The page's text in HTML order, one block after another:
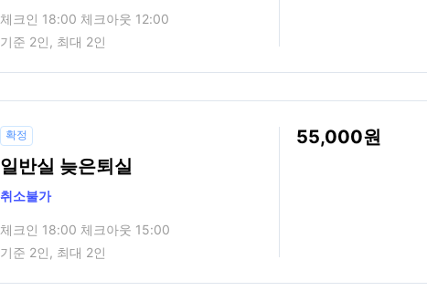
체크인 18:00 체크아웃 12:00
기준 2인, 최대 2인
확정
일반실 늦은퇴실
취소불가
체크인 18:00 체크아웃 15:00
기준 2인, 최대 2인
55,000